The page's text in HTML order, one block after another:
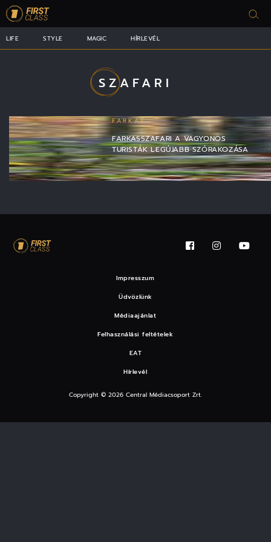
LIFE STYLE MAGIC HÍRLEVÉL
SZAFARI
FARKAS
FARKASSZAFARI A VAGYONOS
TURISTÁK LEGÚJABB SZÓRAKOZÁSA
Impresszum
Üdvözlünk
Médiaajánlat
Felhasználási feltételek
EAT
Hírlevél
Copyright © 2026 Central Médiacsoport Zrt.